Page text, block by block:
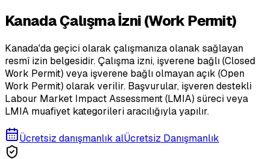
Kanada Çalışma İzni (Work Permit)
Kanada'da geçici olarak çalışmanıza olanak sağlayan
resmî izin belgesidir. Çalışma izni, işverene bağlı (Closed
Work Permit) veya işverene bağlı olmayan açık (Open
Work Permit) olarak verilir. Başvurular, işveren destekli
Labour Market Impact Assessment (LMIA) süreci veya
LMIA muafiyet kategorileri aracılığıyla yapılır.
Ücretsiz danışmanlık alÜcretsiz Danışmanlık